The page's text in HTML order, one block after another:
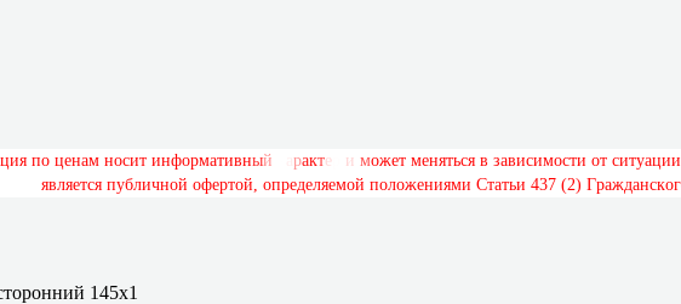
ция по ценам носит информативный рактер и может меняться в зависимости от ситуации
является публичной офертой, определяемой положениями Статьи 437 (2) Гражданског
145х1